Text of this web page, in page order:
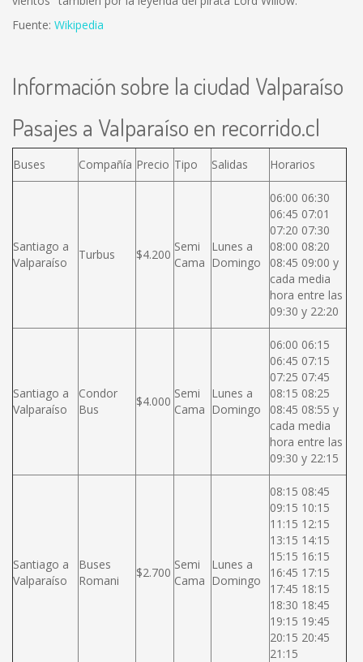
Fuente: Wikipedia
Información sobre la ciudad Valparaíso
Pasajes a Valparaíso en recorrido.cl
Buses Compañía Precio Tipo Salidas Horarios
Santiago a
Valparaíso
Turbus $4.200
Semi
Cama
Lunes a
Domingo
06:00 06:30
06:45 07:01
07:20 07:30
08:00 08:20
08:45 09:00 y
cada media
hora entre las
09:30 y 22:20
Santiago a
Valparaíso
Condor
Bus
$4.000
Semi
Cama
Lunes a
Domingo
06:00 06:15
06:45 07:15
07:25 07:45
08:15 08:25
08:45 08:55 y
cada media
hora entre las
09:30 y 22:15
Santiago a
Valparaíso
Buses
Romani
$2.700
Semi
Cama
Lunes a
Domingo
08:15 08:45
09:15 10:15
11:15 12:15
13:15 14:15
15:15 16:15
16:45 17:15
17:45 18:15
18:30 18:45
19:15 19:45
20:15 20:45
21:15